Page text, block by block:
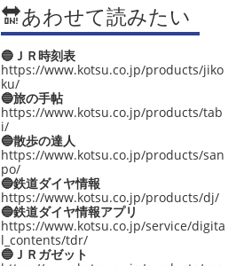
🔛あわせて読みたい
🔵ＪＲ時刻表
https://www.kotsu.co.jp/products/jiko
ku/
🔵旅の手帖
https://www.kotsu.co.jp/products/tab
i/
🔵散歩の達人
https://www.kotsu.co.jp/products/san
po/
🔵鉄道ダイヤ情報
https://www.kotsu.co.jp/products/dj/
🔵鉄道ダイヤ情報アプリ
https://www.kotsu.co.jp/service/digita
l_contents/tdr/
🔵ＪＲガゼット